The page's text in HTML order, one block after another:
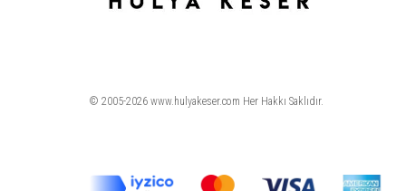
© 2005-2026 www.hulyakeser.com Her Hakkı Saklıdır.